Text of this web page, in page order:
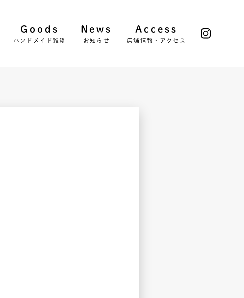
Goods
ハンドメイド雑貨
News
お知らせ
Access
店舗情報・アクセス